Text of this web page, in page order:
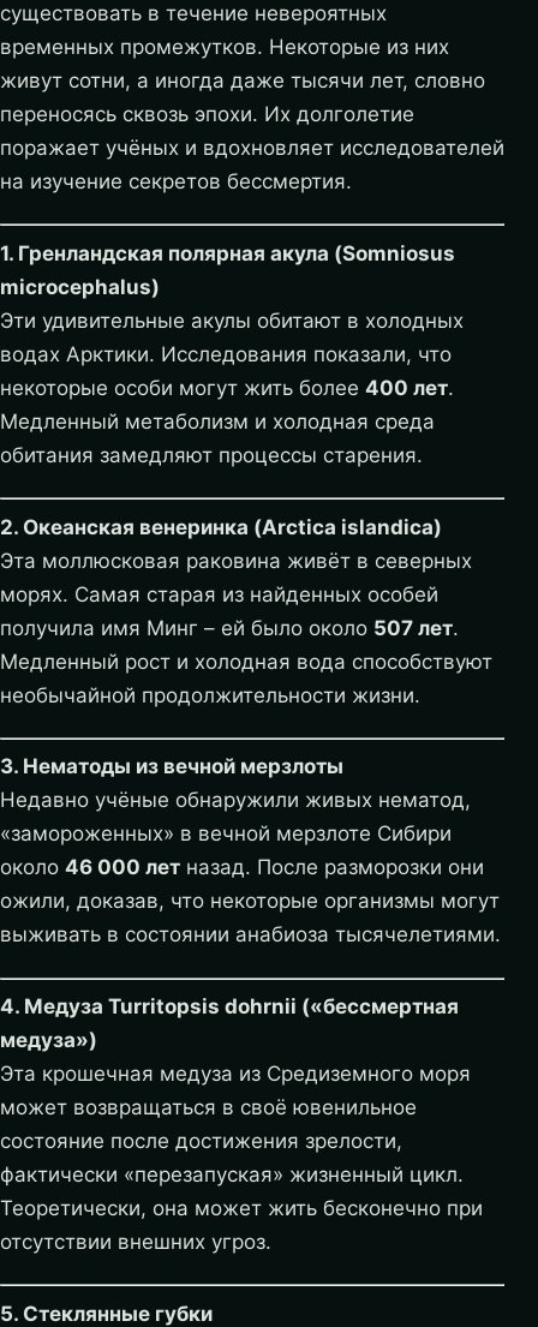
существовать в течение невероятных
временных промежутков. Некоторые из них
живут сотни, а иногда даже тысячи лет, словно
переносясь сквозь эпохи. Их долголетие
поражает учёных и вдохновляет исследователей
на изучение секретов бессмертия.
1. Гренландская полярная акула (Somniosus
microcephalus)
Эти удивительные акулы обитают в холодных
водах Арктики. Исследования показали, что
некоторые особи могут жить более 400 лет.
Медленный метаболизм и холодная среда
обитания замедляют процессы старения.
2. Океанская венеринка (Arctica islandica)
Эта моллюсковая раковина живёт в северных
морях. Самая старая из найденных особей
получила имя Минг – ей было около 507 лет.
Медленный рост и холодная вода способствуют
необычайной продолжительности жизни.
3. Нематоды из вечной мерзлоты
Недавно учёные обнаружили живых нематод,
«замороженных» в вечной мерзлоте Сибири
около 46 000 лет назад. После разморозки они
ожили, доказав, что некоторые организмы могут
выживать в состоянии анабиоза тысячелетиями.
4. Медуза Turritopsis dohrnii («бессмертная
медуза»)
Эта крошечная медуза из Средиземного моря
может возвращаться в своё ювенильное
состояние после достижения зрелости,
фактически «перезапуская» жизненный цикл.
Теоретически, она может жить бесконечно при
отсутствии внешних угроз.
5. Стеклянные губки